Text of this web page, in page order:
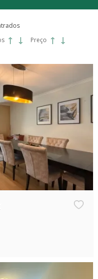
Preço